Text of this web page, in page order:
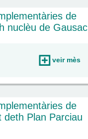
de
nuclèu de Gausac
veir mès
de
deth Plan Parciau